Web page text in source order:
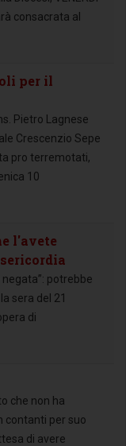
consacrata al
per il
Pietro Lagnese
Crescenzio Sepe
pro terremotati,
10
l'avete
negata”: potrebbe
sera del 21
di
che non ha
contanti per suo
di avere